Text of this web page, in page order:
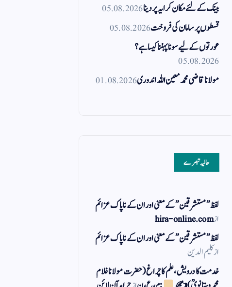
بینک کے لئے مکان کرایہ پر دینا05.08.2026
قسطوں پر سامان کی فروخت05.08.2026
عورتوں کے لیے سونا پہننا کیسا ہے؟
05.08.2026
مولانا قاضی محمد معین اللہ اندوری01.08.2026
حالیہ تبصرے
لفظ ” مستشرقین ” کے معنی اور ان کے نا پاک عزائم
ازhira-online.com
لفظ ” مستشرقین ” کے معنی اور ان کے نا پاک عزائم
ازکلیم الدین
خدمت کا درویش، علم کا چراغ(حضرت مولانا غلام